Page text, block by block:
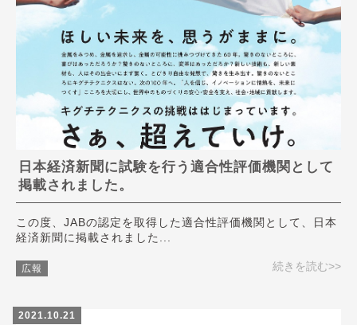
日本経済新聞に試験を行う適合性評価機関として
掲載されました。
この度、JABの認定を取得した適合性評価機関として、日本
経済新聞に掲載されました...
広報 続きを読む>>
2021.10.21